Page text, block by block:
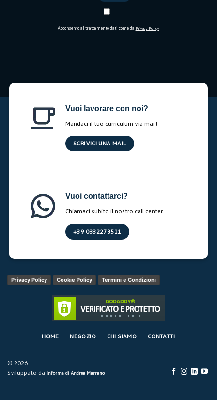
Acconsento al trattamento dati come da Privacy Policy
Vuoi lavorare con noi?
Mandaci il tuo curriculum via mail!
SCRIVICI UNA MAIL
Vuoi contattarci?
Chiamaci subito il nostro call center.
+39 0332273511
Privacy Policy Cookie Policy Termini e Condizioni
© 2026
Sviluppato da Informa di Andrea Marrano
HOME NEGOZIO CHI SIAMO CONTATTI